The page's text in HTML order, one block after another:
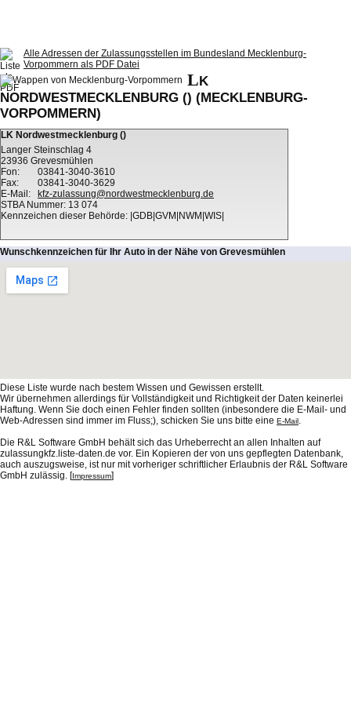
Alle Adressen der Zulassungsstellen im Bundesland Mecklenburg-
Vorpommern als PDF Datei
LK
NORDWESTMECKLENBURG () (MECKLENBURG-
VORPOMMERN)
LK Nordwestmecklenburg ()
Langer Steinschlag 4
23936 Grevesmühlen
Fon:
03841-3040-3610
Fax:
03841-3040-3629
E-Mail:
kfz-zulassung@nordwestmecklenburg.de
STBA Nummer: 13 074
Kennzeichen dieser Behörde: |GDB|GVM|NWM|WIS|
Wunschkennzeichen für Ihr Auto in der Nähe von Grevesmühlen
Diese Liste wurde nach bestem Wissen und Gewissen erstellt.
Wir übernehmen allerdings für Vollständigkeit und Richtigkeit der Daten keinerlei
Haftung. Wenn Sie doch einen Fehler finden sollten (inbesondere die E-Mail- und
Web-Adressen sind immer im Fluss;), schicken Sie uns bitte eine E-Mail.
Die R&L Software GmbH behält sich das Urheberrecht an allen Inhalten auf
zulassungkfz.liste-daten.de vor. Ein Kopieren der von uns gepflegten Datenbank,
auch auszugsweise, ist nur mit vorheriger schriftlicher Erlaubnis der R&L Software
GmbH zulässig. [Impressum]